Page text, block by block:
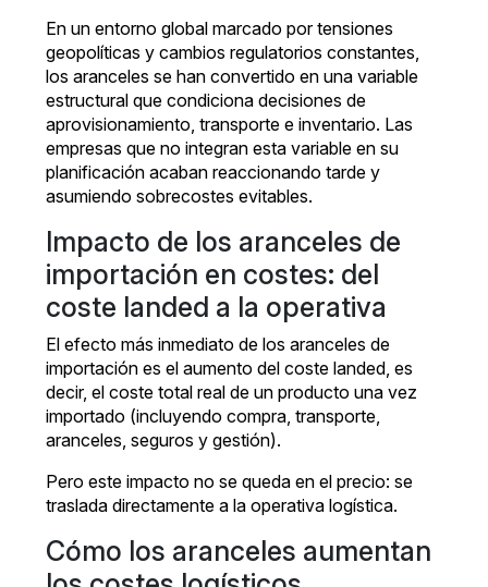
En un entorno global marcado por tensiones
geopolíticas y cambios regulatorios constantes,
los aranceles se han convertido en una variable
estructural que condiciona decisiones de
aprovisionamiento, transporte e inventario. Las
empresas que no integran esta variable en su
planificación acaban reaccionando tarde y
asumiendo sobrecostes evitables.
Impacto de los aranceles de
importación en costes: del
coste landed a la operativa
El efecto más inmediato de los aranceles de
importación es el aumento del coste landed, es
decir, el coste total real de un producto una vez
importado (incluyendo compra, transporte,
aranceles, seguros y gestión).
Pero este impacto no se queda en el precio: se
traslada directamente a la operativa logística.
Cómo los aranceles aumentan